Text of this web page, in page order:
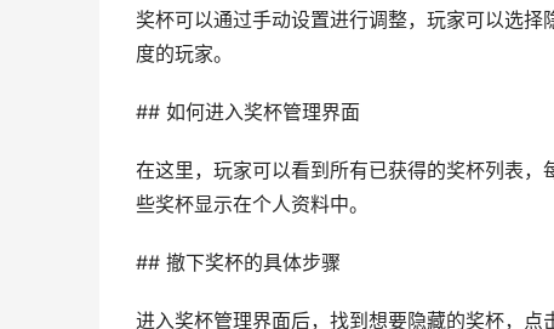
奖杯可以通过手动设置进行调整，玩家可以选
度的玩家。
## 如何进入奖杯管理界面
在这里，玩家可以看到所有已获得的奖杯列表
些奖杯显示在个人资料中。
## 撤下奖杯的具体步骤
进入奖杯管理界面后，找到想要隐藏的奖杯，